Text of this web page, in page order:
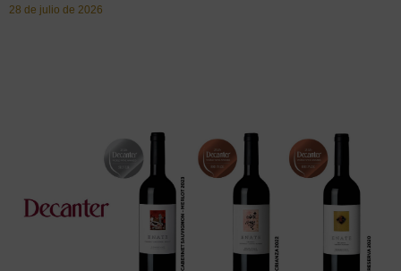
28 de julio de 2026